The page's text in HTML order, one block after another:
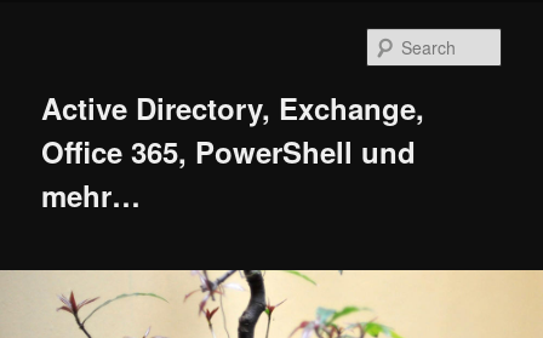
Active Directory, Exchange,
Office 365, PowerShell und
mehr…